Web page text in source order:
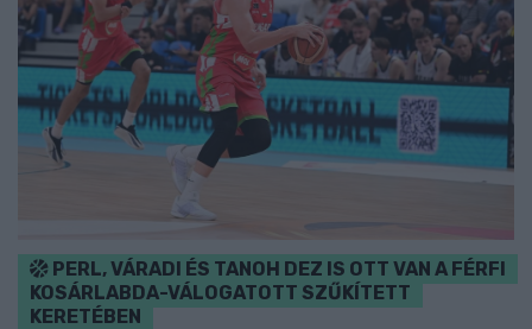
PERL, VÁRADI ÉS TANOH DEZ IS OTT VAN A FÉRFI
KOSÁRLABDA-VÁLOGATOTT SZŰKÍTETT
KERETÉBEN